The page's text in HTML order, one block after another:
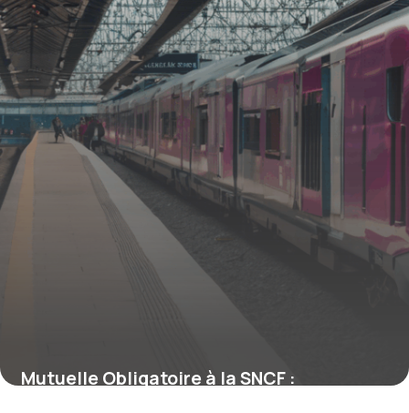
Mutuelle Obligatoire à la SNCF :